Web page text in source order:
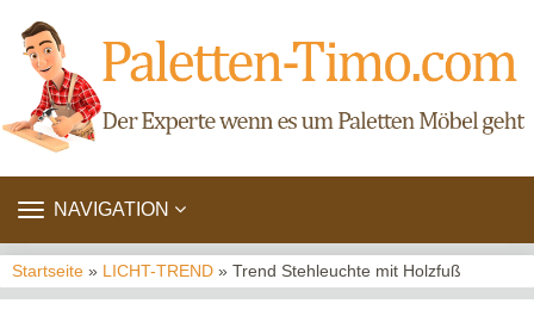
TOGGLE
NAVIGATION
Startseite » LICHT-TREND » Trend Stehleuchte mit Holzfuß